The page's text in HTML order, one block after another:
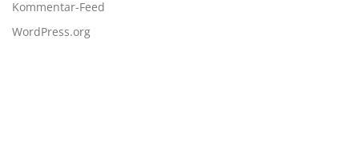
Kommentar-Feed
WordPress.org